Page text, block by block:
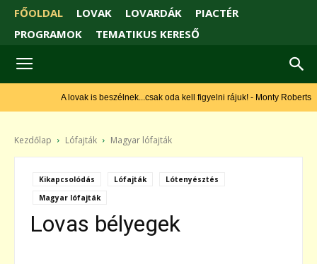
FŐOLDAL LOVAK LOVARDÁK
PIACTÉR
PROGRAMOK
TEMATIKUS KERESŐ
A lovak is beszélnek...csak oda kell figyelni rájuk! - Monty Roberts
Kezdőlap Lófajták Magyar lófajták
Kikapcsolódás Lófajták
Lótenyésztés
Magyar lófajták
Lovas bélyegek